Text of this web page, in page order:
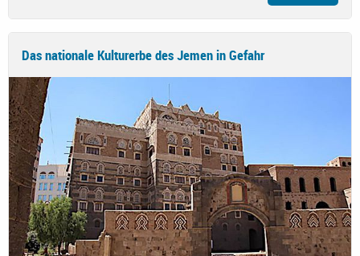
Das nationale Kulturerbe des Jemen in Gefahr